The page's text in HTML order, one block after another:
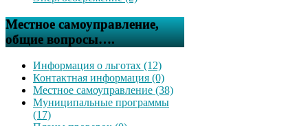
Местное самоуправление,
общие вопросы….
Информация о льготах (12)
Контактная информация (0)
Местное самоуправление (38)
Муниципальные программы
(17)